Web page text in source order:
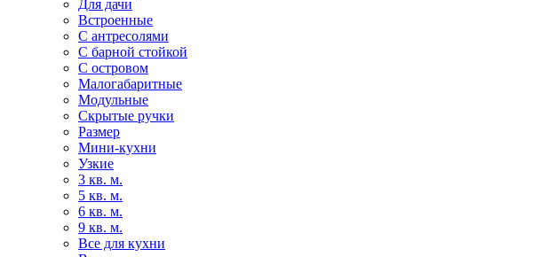
Для дачи
Встроенные
С антресолями
С барной стойкой
С островом
Малогабаритные
Модульные
Скрытые ручки
Размер
Мини-кухни
Узкие
3 кв. м.
5 кв. м.
6 кв. м.
9 кв. м.
Все для кухни